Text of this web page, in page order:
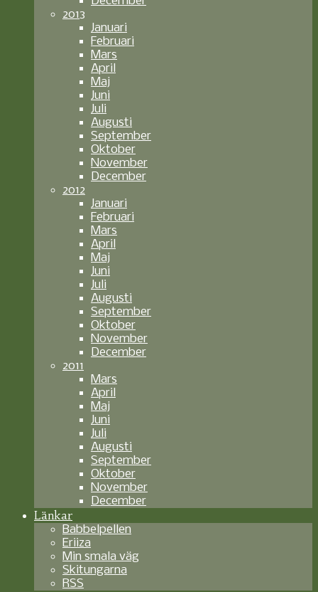
2013
Januari
Februari
Mars
April
Maj
Juni
Juli
Augusti
September
Oktober
November
December
2012
Januari
Februari
Mars
April
Maj
Juni
Juli
Augusti
September
Oktober
November
December
2011
Mars
April
Maj
Juni
Juli
Augusti
September
Oktober
November
December
Länkar
Babbelpellen
Eriiza
Min smala väg
Skitungarna
RSS